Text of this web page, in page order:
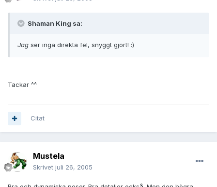
Shaman King sa:
Jag ser inga direkta fel, snyggt gjort! :)
Tackar ^^
Citat
Mustela
Skrivet juli 26, 2005